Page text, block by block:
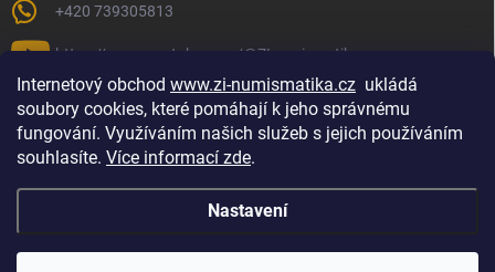
Internetový obchod www.zi-numismatika.cz ukládá
soubory cookies, které pomáhají k jeho správnému
fungování. Využíváním našich služeb s jejich používáním
souhlasíte. Více informací zde.
Nastavení
+420 739305813
https://www.youtube.com/@ZInumismatika
Zlaté investování Golf shop Golfstart Houby a bylinky